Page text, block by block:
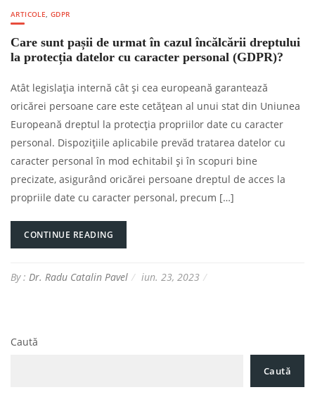
ARTICOLE,GDPR
Care sunt pașii de urmat în cazul încălcării dreptului
la protecția datelor cu caracter personal (GDPR)?
Atât legislația internă cât și cea europeană garantează
oricărei persoane care este cetățean al unui stat din Uniunea
Europeană dreptul la protecția propriilor date cu caracter
personal. Dispozițiile aplicabile prevăd tratarea datelor cu
caracter personal în mod echitabil și în scopuri bine
precizate, asigurând oricărei persoane dreptul de acces la
propriile date cu caracter personal, precum […]
CONTINUE READING
By : Dr. Radu Catalin Pavel iun. 23, 2023
Caută
Caută